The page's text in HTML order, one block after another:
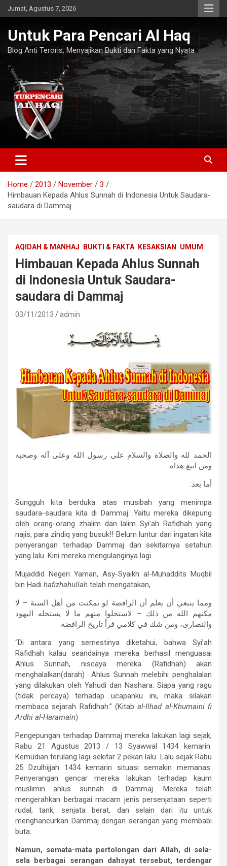
Skip
to
Jumat, Agustus 7, 2026
Untuk Para Pencari Al Haq
Blog Anti Teroris, Menyajikan Bukti dan Fakta yang Nyata
Home 2013 November
3
Himbauan Kepada Ahlus Sunnah di Indonesia Untuk Saudara-
saudara di Dammaj
AQIDAH & MANHAJ BUKTI & FAKTA KESAKSIAN UMUM
Himbauan Kepada Ahlus Sunnah
di Indonesia Untuk Saudara-
saudara di Dammaj
03/11/2013 admin
الحمد لله والصلاة والسلام على رسول الله وعلى آله وصحبه
ومن اتبع هداه.
أما بعد:
Sungguh kita berduka atas musibah yang menimpa
saudara-saudara kita di Dammaj. Yaitu mereka dikepung
oleh orang-orang zhalim dan lalim Syi’ah Rafidhah yang
najis, para zindiq yang busuk!! Belum luntur dari ingatan kita
penyerangan terhadap Dammaj dan sekitarnya setahun
yang lalu. Kini mereka mengulanginya lagi.
Mujaddid Negeri Yaman, Asy-Syaikh al-Muhaddits Muqbil
bin Hadi hafizhahullah telah mengatakan,
ومما ينبغي أن يعلم أن الرافضة لو تمكنت من أهل السنة – لا
مكنهم الله من ذلك – لاستحلوا منهم ما لا يستحله اليهود
والنصارى، ومن شك في كلامي قرأ تاريخ الرافضة
“Di antara yang semestinya diketahui, bahwa Syi’ah
Rafidhah kalau seandainya mereka berhasil menguasai
Ahlus Sunnah, niscaya mereka (Rafidhah) akan
menghalalkan(darah) Ahlus Sunnah melebihi penghalalan
yang dilakukan oleh Yahudi dan Nashara. Siapa yang ragu
(tidak percaya) terhadap ucapanku ini, maka silakan
membaca sejarah Rafidhah.” (Kitabal-Ilhad al-Khumaini fi
Ardhi al-Haramain)
Pengepungan terhadap Dammaj mereka lakukan lagi sejak,
Rabu 21 Agustus 2013 / 13 Syawwal 1434 kemarin.
Kemudian terulang lagi sekitar 2 pekan lalu. Lalu sejak Rabu
25 Dzulhijjah 1434 kemarin situasi semakin memanas.
Penyerangan gencar mereka lakukan terhadap kaum
muslimin ahlus sunnah di Dammaj. Mereka telah
mengerahkan berbagai macam jenis persenjataan seperti
rudal, tank, senjata berat, dan selain dari itu untuk
menghancurkan Dammaj dengan serangan yang membabi
buta.
Namun, semata-mata pertolongan dari Allah, di sela-
sela berbagai serangan dahsyat tersebut, terdengar